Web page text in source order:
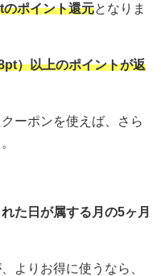
のポイント還元となりま
）以上のポイントが返
ーポンを使えば、さら
た日が属する月の5ヶ月
よりお得に使うなら、